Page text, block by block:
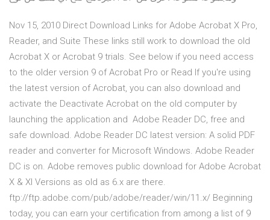
Nov 15, 2010 Direct Download Links for Adobe Acrobat X Pro,
Reader, and Suite These links still work to download the old
Acrobat X or Acrobat 9 trials. See below if you need access
to the older version 9 of Acrobat Pro or Read If you're using
the latest version of Acrobat, you can also download and
activate the Deactivate Acrobat on the old computer by
launching the application and Adobe Reader DC, free and
safe download. Adobe Reader DC latest version: A solid PDF
reader and converter for Microsoft Windows. Adobe Reader
DC is on. Adobe removes public download for Adobe Acrobat
X & XI Versions as old as 6.x are there.
ftp://ftp.adobe.com/pub/adobe/reader/win/11.x/ Beginning
today, you can earn your certification from among a list of 9